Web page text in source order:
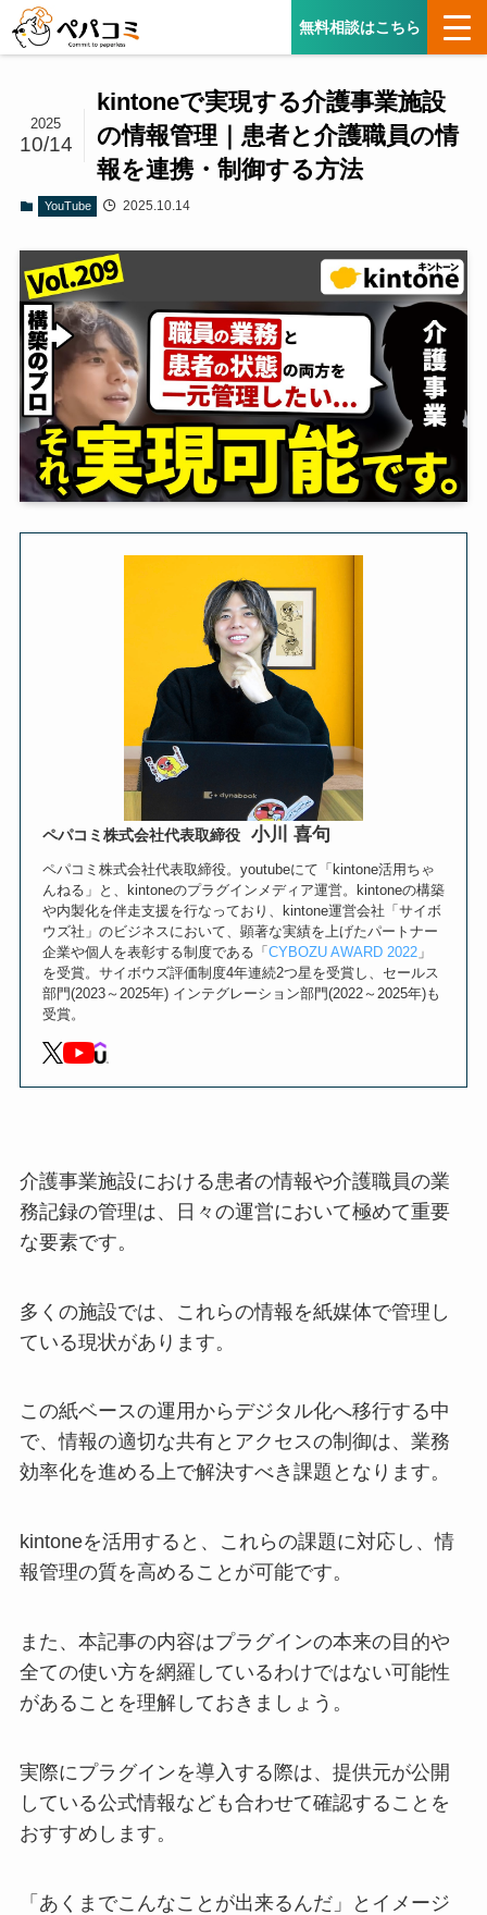
無料相談はこちら
kintoneで実現する介護事業施設
の情報管理｜患者と介護職員の情
報を連携・制御する方法
2025
10/14
YouTube 2025.10.14
ペパコミ株式会社代表取締役 小川 喜句
ペパコミ株式会社代表取締役。youtubeにて「kintone活用ちゃ
んねる」と、kintoneのプラグインメディア運営。kintoneの構築
や内製化を伴走支援を行なっており、kintone運営会社「サイボ
ウズ社」のビジネスにおいて、顕著な実績を上げたパートナー
企業や個人を表彰する制度である「 CYBOZU AWARD 2022」
を受賞。サイボウズ評価制度4年連続2つ星を受賞し、セールス
部門(2023～2025年) インテグレーション部門(2022～2025年)も
受賞。
介護事業施設における患者の情報や介護職員の業
務記録の管理は、日々の運営において極めて重要
な要素です。
多くの施設では、これらの情報を紙媒体で管理し
ている現状があります。
この紙ベースの運用からデジタル化へ移行する中
で、情報の適切な共有とアクセスの制御は、業務
効率化を進める上で解決すべき課題となります。
kintoneを活用すると、これらの課題に対応し、情
報管理の質を高めることが可能です。
また、本記事の内容はプラグインの本来の目的や
全ての使い方を網羅しているわけではない可能性
があることを理解しておきましょう。
実際にプラグインを導入する際は、提供元が公開
している公式情報なども合わせて確認することを
おすすめします。
「あくまでこんなことが出来るんだ」とイメージ